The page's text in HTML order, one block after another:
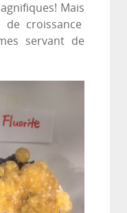
Mais
de croissance
servant de